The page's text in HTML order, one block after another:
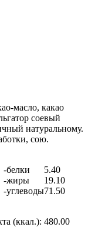
масло, какао
соевый
натуральному.
сою.
-белки
5.40
-жиры
19.10
-углеводы71.50
(ккал.): 480.00